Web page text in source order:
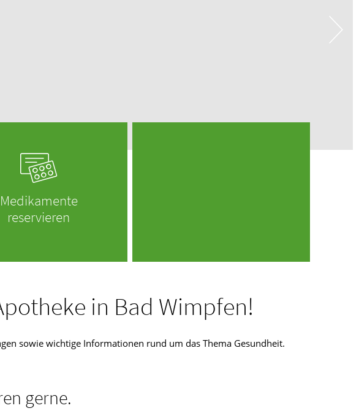
Medikamente
reservieren
in Bad Wimpfen!
sowie wichtige Informationen rund um das Thema Gesundheit.
gerne.